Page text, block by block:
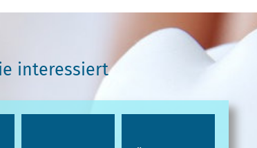
interessiert